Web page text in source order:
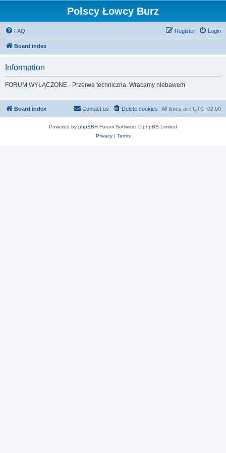
Polscy Łowcy Burz
FAQ Login
Register
Board index
Information
FORUM WYŁĄCZONE - Przerwa techniczna. Wracamy niebawem
Board index All times are UTC+02:00
Delete cookies
Contact us
Powered by phpBB® Forum Software © phpBB Limited
Privacy| Terms